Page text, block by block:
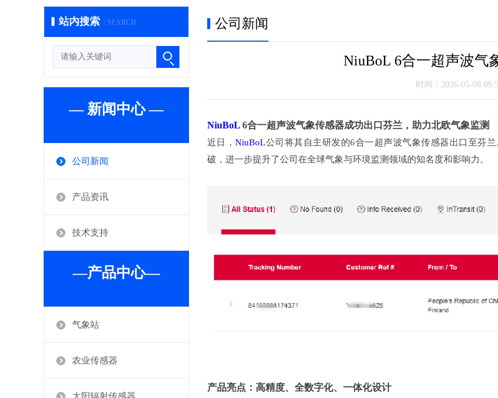
站内搜索 / SEARCH
— 新闻中心 —
公司新闻
产品资讯
技术支持
—产品中心—
气象站
农业传感器
太阳辐射传感器
公司新闻
NiuBoL 6合一超声波气
时间：2026-05-08
NiuBoL 6合一超声波气象传感器成功出口芬兰，助力北欧气象监测
近日，NiuBoL公司将其自主研发的6合一超声波气象传感器出口至芬
破，进一步提升了公司在全球气象与环境监测领域的知名度和影响力。
产品亮点：高精度、全数字化、一体化设计